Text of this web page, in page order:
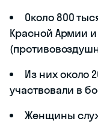
Около 800
Красной Армии
Из них около
участвовали в
Женщины